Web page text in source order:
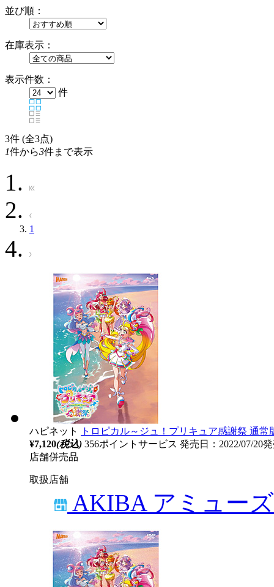
並び順：
在庫表示：
表示件数：
件
3件 (全3点)
1件から3件まで表示
1
ハピネット
トロピカル～ジュ！プリキュア感謝祭 通常
¥7,120(税込) 356ポイントサービス 発売日：2022/07/20
店舗併売品
取扱店舗
AKIBA アミュー